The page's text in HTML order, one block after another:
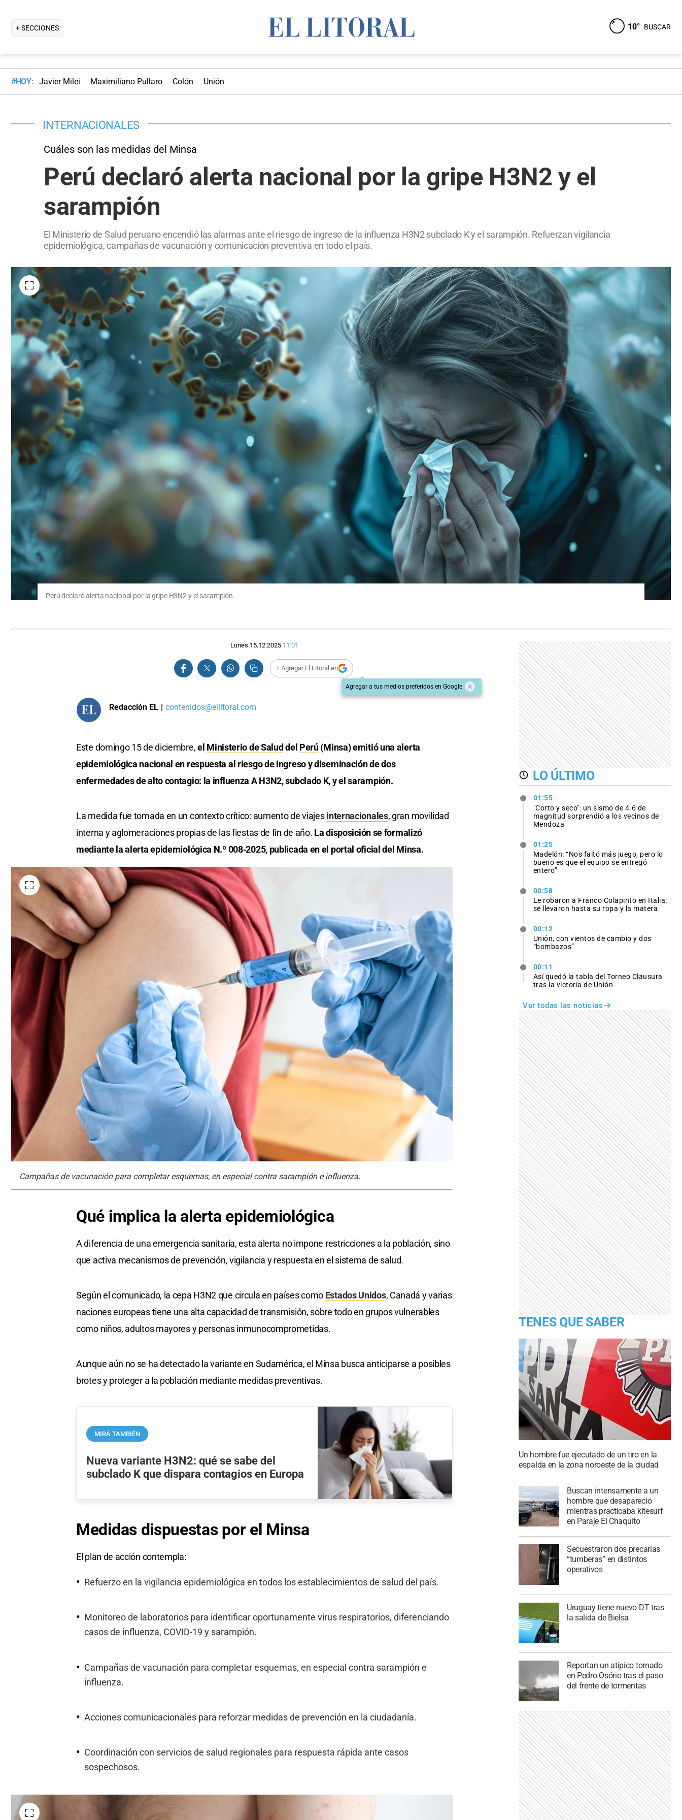
+ SECCIONES 10° BUSCAR
#HOY: Javier Milei Maximiliano Pullaro Colón Unión
INTERNACIONALES
Cuáles son las medidas del Minsa
Perú declaró alerta nacional por la gripe H3N2 y el
sarampión
El Ministerio de Salud peruano encendió las alarmas ante el riesgo de ingreso de la influenza H3N2 subclado K y el sarampión. Refuerzan vigilancia
epidemiológica, campañas de vacunación y comunicación preventiva en todo el país.
Perú declaró alerta nacional por la gripe H3N2 y el sarampión.
Lunes 15.12.2025 11:01
+ Agregar El Litoral en
Agregar a tus medios preferidos en Google
Redacción EL | contenidos@ellitoral.com
Este domingo 15 de diciembre,el Ministerio de Salud del Perú(Minsa) emitió una alerta
epidemiológica nacional en respuesta al riesgo de ingreso y diseminación de dos
enfermedades de alto contagio: la influenza A H3N2, subclado K, y el sarampión.
La medida fue tomada en un contexto crítico: aumento de viajesinternacionales, gran movilidad
interna y aglomeraciones propias de las fiestas de fin de año. La disposición se formalizó
mediante la alerta epidemiológica N.º 008‑2025, publicada en el portal oficial del Minsa.
Campañas de vacunación para completar esquemas, en especial contra sarampión e influenza.
Qué implica la alerta epidemiológica
A diferencia de una emergencia sanitaria, esta alerta no impone restricciones a la población, sino
que activa mecanismos de prevención, vigilancia y respuesta en el sistema de salud.
Según el comunicado, la cepa H3N2 que circula en países como Estados Unidos, Canadá y varias
naciones europeas tiene una alta capacidad de transmisión, sobre todo en grupos vulnerables
como niños, adultos mayores y personas inmunocomprometidas.
Aunque aún no se ha detectado la variante en Sudamérica, el Minsa busca anticiparse a posibles
brotes y proteger a la población mediante medidas preventivas.
MIRÁ TAMBIÉN
Nueva variante H3N2: qué se sabe del
subclado K que dispara contagios en Europa
Medidas dispuestas por el Minsa
El plan de acción contempla:
Refuerzo en la vigilancia epidemiológica en todos los establecimientos de salud del país.
Monitoreo de laboratorios para identificar oportunamente virus respiratorios, diferenciando
casos de influenza, COVID-19 y sarampión.
Campañas de vacunación para completar esquemas, en especial contra sarampión e
influenza.
Acciones comunicacionales para reforzar medidas de prevención en la ciudadanía.
Coordinación con servicios de salud regionales para respuesta rápida ante casos
sospechosos.
LO ÚLTIMO
01:55
"Corto y seco": un sismo de 4.6 de
magnitud sorprendió a los vecinos de
Mendoza
01:25
Madelón: “Nos faltó más juego, pero lo
bueno es que el equipo se entregó
entero”
00:58
Le robaron a Franco Colapinto en Italia:
se llevaron hasta su ropa y la matera
00:12
Unión, con vientos de cambio y dos
“bombazos”
00:11
Así quedó la tabla del Torneo Clausura
tras la victoria de Unión
Ver todas las noticias
TENES QUE SABER
Un hombre fue ejecutado de un tiro en la
espalda en la zona noroeste de la ciudad
Buscan intensamente a un
hombre que desapareció
mientras practicaba kitesurf
en Paraje El Chaquito
Secuestraron dos precarias
“tumberas” en distintos
operativos
Uruguay tiene nuevo DT tras
la salida de Bielsa
Reportan un atípico tornado
en Pedro Osório tras el paso
del frente de tormentas